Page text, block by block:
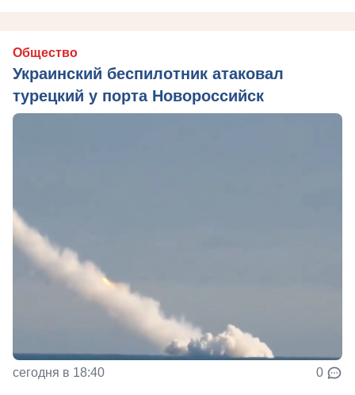
Общество
Украинский беспилотник атаковал
турецкий у порта Новороссийск
сегодня в 18:40 0